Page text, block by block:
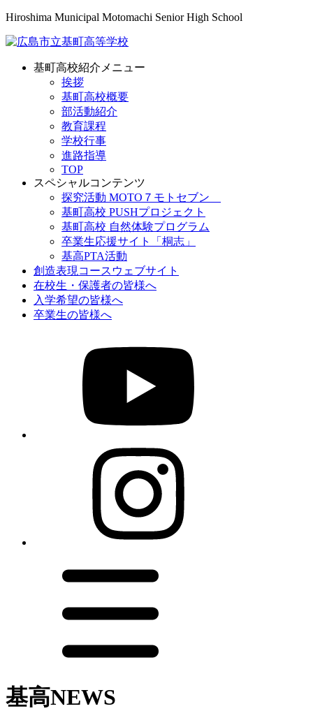
Hiroshima Municipal Motomachi Senior High School
基町高校紹介メニュー
挨拶
基町高校概要
部活動紹介
教育課程
学校行事
進路指導
TOP
スペシャルコンテンツ
探究活動 MOTO７モトセブン
基町高校 PUSHプロジェクト
基町高校 自然体験プログラム
卒業生応援サイト「桐志」
基高PTA活動
創造表現コースウェブサイト
在校生・保護者の皆様へ
入学希望の皆様へ
卒業生の皆様へ
基高NEWS